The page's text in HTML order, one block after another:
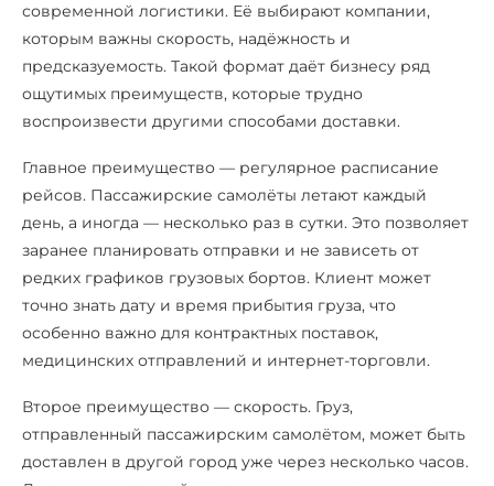
современной логистики. Её выбирают компании,
которым важны скорость, надёжность и
предсказуемость. Такой формат даёт бизнесу ряд
ощутимых преимуществ, которые трудно
воспроизвести другими способами доставки.
Главное преимущество — регулярное расписание
рейсов. Пассажирские самолёты летают каждый
день, а иногда — несколько раз в сутки. Это позволяет
заранее планировать отправки и не зависеть от
редких графиков грузовых бортов. Клиент может
точно знать дату и время прибытия груза, что
особенно важно для контрактных поставок,
медицинских отправлений и интернет-торговли.
Второе преимущество — скорость. Груз,
отправленный пассажирским самолётом, может быть
доставлен в другой город уже через несколько часов.